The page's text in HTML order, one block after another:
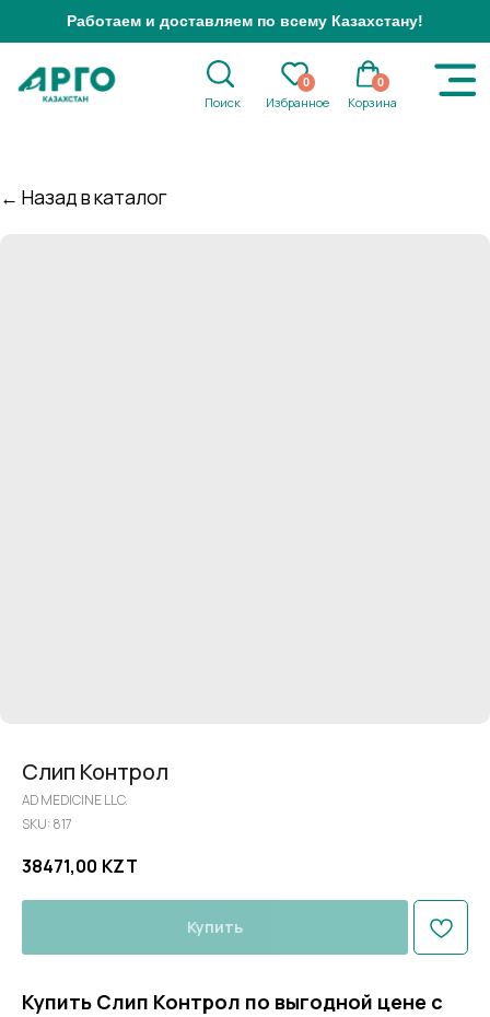
Избранное Корзина
0
Работаем и доставляем по всему Казахстану!
Слип Контрол
AD MEDICINE LLC.
SKU: 817
38471,00 KZT
Купить
Купить Слип Контрол по выгодной цене с